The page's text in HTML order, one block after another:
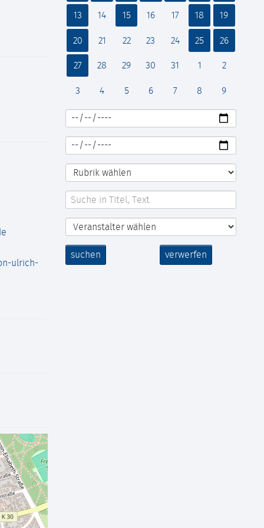
ulrich-
13 14 15 16 17 18 19
20 21 22 23 24 25 26
27 28 29 30 31 1 2
3 4 5 6 7 8 9
suchen verwerfen